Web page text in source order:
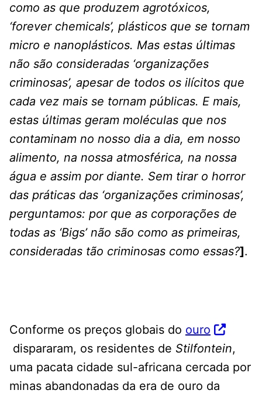
como as que produzem agrotóxicos,
‘forever chemicals’, plásticos que se tornam
micro e nanoplásticos. Mas estas últimas
não são consideradas ‘organizações
criminosas’, apesar de todos os ilícitos que
cada vez mais se tornam públicas. E mais,
estas últimas geram moléculas que nos
contaminam no nosso dia a dia, em nosso
alimento, na nossa atmosférica, na nossa
água e assim por diante. Sem tirar o horror
das práticas das ‘organizações criminosas’,
perguntamos: por que as corporações de
todas as ‘Bigs’ não são como as primeiras,
consideradas tão criminosas como essas?].
Conforme os preços globais do ouro
dispararam, os residentes de Stilfontein,
uma pacata cidade sul-africana cercada por
minas abandonadas da era de ouro da